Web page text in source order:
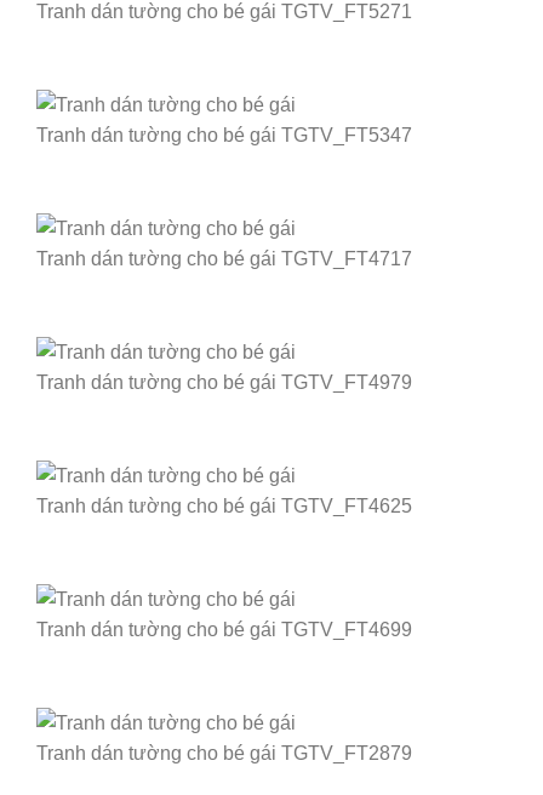
Tranh dán tường cho bé gái TGTV_FT5271
Tranh dán tường cho bé gái TGTV_FT5347
Tranh dán tường cho bé gái TGTV_FT4717
Tranh dán tường cho bé gái TGTV_FT4979
Tranh dán tường cho bé gái TGTV_FT4625
Tranh dán tường cho bé gái TGTV_FT4699
Tranh dán tường cho bé gái TGTV_FT2879